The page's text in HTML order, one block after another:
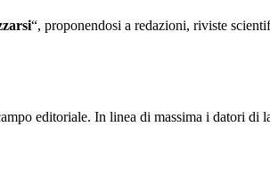
“, proponendosi a redazioni, riviste
editoriale. In linea di massima i datori di